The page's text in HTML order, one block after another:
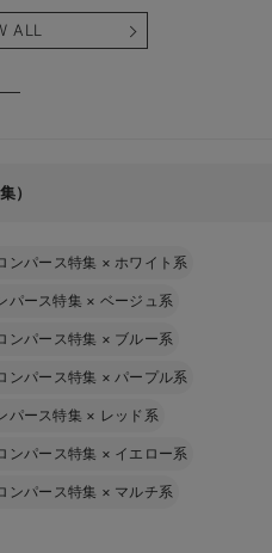
ALL
）
ンパース特集 ×ホワイト系
パース特集 × ベージュ系
ンパース特集 × ブルー系
ンパース特集 ×パープル系
パース特集 × レッド系
ンパース特集 × イエロー系
ンパース特集 × マルチ系